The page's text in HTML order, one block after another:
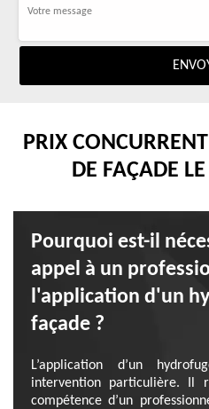
PRIX
DE FAÇADE
Pourquoi est-il
appel à un
l'application d'un
façade ?
L’application d’un
intervention particulière. Il
compétence d’un